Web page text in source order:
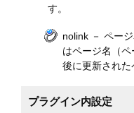
す。
nolink － ペー
はページ名（
後に更新された
プラグイン内設定